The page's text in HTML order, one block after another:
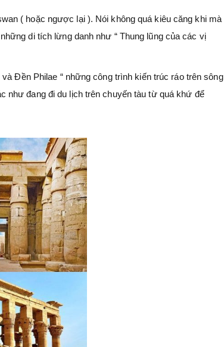
( hoặc ngược lại ). Nói không quá kiêu căng khi mà
di tích lừng danh như “ Thung lũng của các vị
Đền Philae “ những công trình kiến trúc ráo trên sông
như đang đi du lịch trên chuyến tàu từ quá khứ để